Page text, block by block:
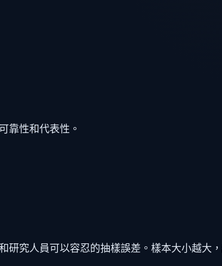
靠性和代表性。
究人員可以容忍的抽樣誤差。樣本大小越大